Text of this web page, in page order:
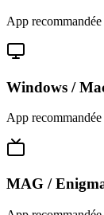
App recommandée
Windows /
App recommandée
MAG /